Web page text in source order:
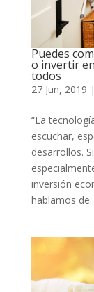
Puedes
o invertir
todos
27 Jun, 2019 |
“La
escuchar,
desarrollos.
inversión
hablamos